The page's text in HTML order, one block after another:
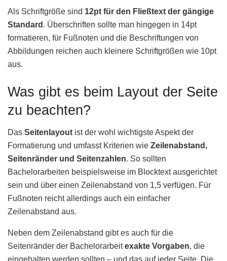
Als Schriftgröße sind 12pt für den Fließtext der gängige
Standard . Überschriften sollte man hingegen in 14pt
formatieren, für Fußnoten und die Beschriftungen von
Abbildungen reichen auch kleinere Schriftgrößen wie 10pt
aus.
Was gibt es beim Layout der Seite
zu beachten?
Das Seitenlayout ist der wohl wichtigste Aspekt der
Formatierung und umfasst Kriterien wie Zeilenabstand,
Seitenränder und Seitenzahlen. So sollten
Bachelorarbeiten beispielsweise im Blocktext ausgerichtet
sein und über einen Zeilenabstand von 1,5 verfügen. Für
Fußnoten reicht allerdings auch ein einfacher
Zeilenabstand aus.
Neben dem Zeilenabstand gibt es auch für die
Seitenränder der Bachelorarbeitexakte Vorgaben, die